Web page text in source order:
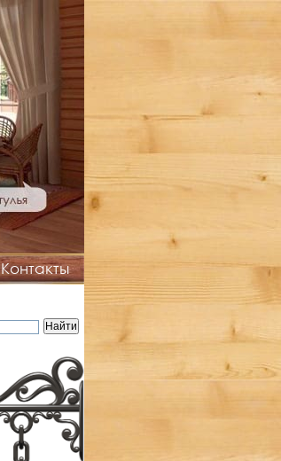
Контакты